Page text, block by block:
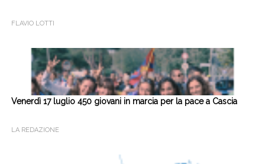
FLAVIO LOTTI
Venerdì 17 luglio 450 giovani in marcia per la pace a Cascia
LA REDAZIONE